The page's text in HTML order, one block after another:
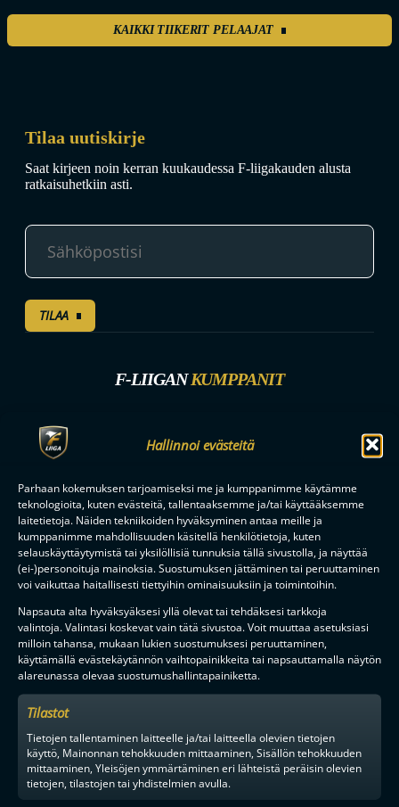
Hallinnoi evästeitä
Parhaan kokemuksen tarjoamiseksi me ja kumppanimme käytämme
teknologioita, kuten evästeitä, tallentaaksemme ja/tai käyttääksemme
laitetietoja. Näiden tekniikoiden hyväksyminen antaa meille ja
kumppanimme mahdollisuuden käsitellä henkilötietoja, kuten
selauskäyttäytymistä tai yksilöllisiä tunnuksia tällä sivustolla, ja näyttää
(ei-)personoituja mainoksia. Suostumuksen jättäminen tai peruuttaminen
voi vaikuttaa haitallisesti tiettyihin ominaisuuksiin ja toimintoihin.
Napsauta alta hyväksyäksesi yllä olevat tai tehdäksesi tarkkoja
valintoja. Valintasi koskevat vain tätä sivustoa. Voit muuttaa asetuksiasi
milloin tahansa, mukaan lukien suostumuksesi peruuttaminen,
käyttämällä evästekäytännön vaihtopainikkeita tai napsauttamalla näytön
alareunassa olevaa suostumushallintapainiketta.
Tilastot
Tietojen tallentaminen laitteelle ja/tai laitteella olevien tietojen
käyttö, Mainonnan tehokkuuden mittaaminen, Sisällön tehokkuuden
mittaaminen, Yleisöjen ymmärtäminen eri lähteistä peräisin olevien
tietojen, tilastojen tai yhdistelmien avulla.
KAIKKI TIIKERIT PELAAJAT
Tilaa uutiskirje
Saat kirjeen noin kerran kuukaudessa F-liigakauden alusta
ratkaisuhetkiin asti.
TILAA
F-LIIGANKUMPPANIT